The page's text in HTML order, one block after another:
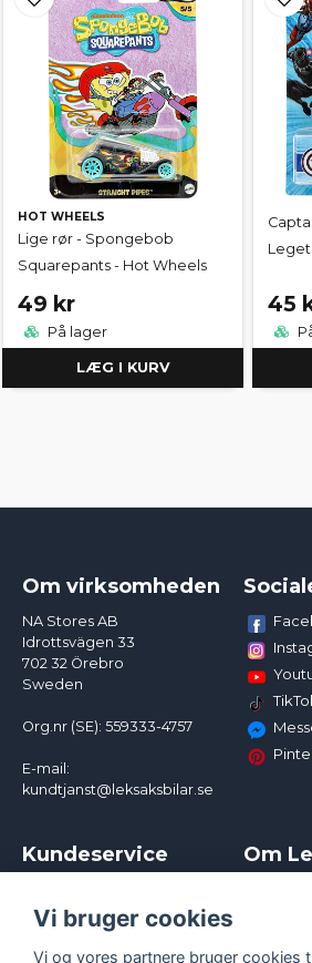
HOT WHEELS
Lige rør - Spongebob
Squarepants - Hot Wheels
49 kr
På lager
LÆG I KURV
45
Om virksomheden
NA Stores AB
Idrottsvägen 33
702 32 Örebro
Sweden
Org.nr (SE): 559333-4757
E-mail:
kundtjanst@leksaksbilar.se
Kundeservice
Kampagner og rabatter
Reklamation
Om
Vi bruger cookies
Vi og vores partnere bruger cookies